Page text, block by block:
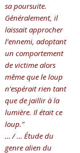
sa poursuite.
Généralement, il
laissait approcher
l’ennemi, adoptant
un comportement
de victime alors
même que le loup
n’espérait rien tant
que de jaillir à la
lumière. Il était ce
loup.”
… / … Étude du
genre alien du